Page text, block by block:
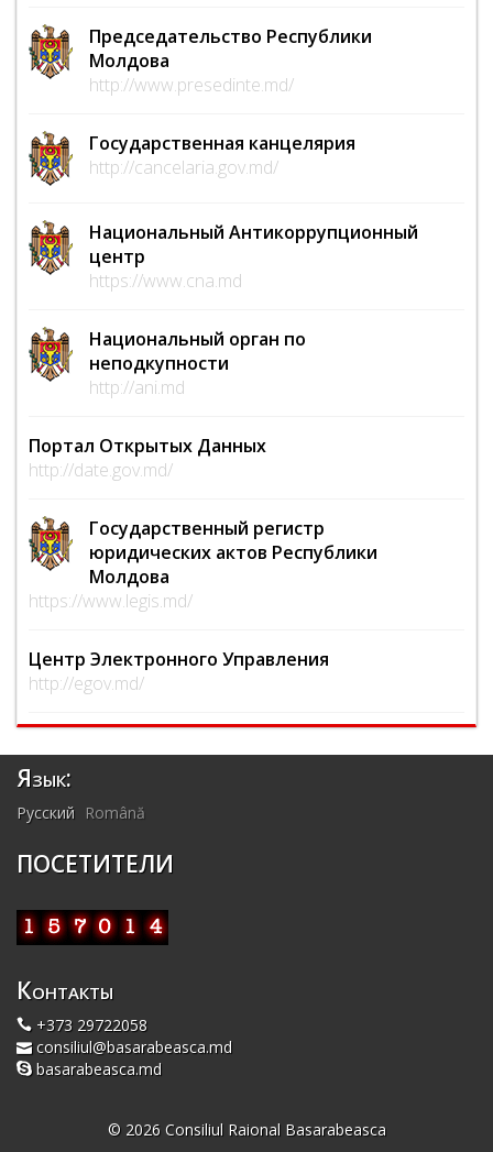
Председательство Республики
Молдова
http://www.presedinte.md/
Государственная канцелярия
http://cancelaria.gov.md/
Национальный Антикоррупционный
центр
https://www.cna.md
Национальный орган по
неподкупности
http://ani.md
Портал Открытых Данных
http://date.gov.md/
Государственный регистр
юридических актов Республики
Молдова
https://www.legis.md/
Центр Электронного Управления
http://egov.md/
Язык:
Русский Română
ПОСЕТИТЕЛИ
Контакты
+373 29722058
consiliul@basarabeasca.md
basarabeasca.md
© 2026 Consiliul Raional Basarabeasca